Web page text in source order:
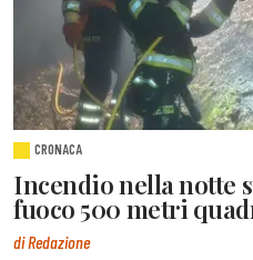
CRONACA
Incendio nella notte
fuoco 500 metri
di Redazione